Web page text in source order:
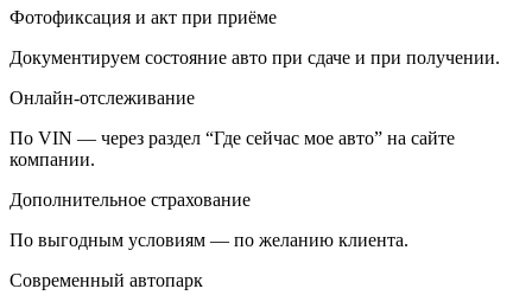
Фотофиксация и акт при приёме
Документируем состояние авто при сдаче и при получении.
Онлайн-отслеживание
По VIN — через раздел “Где сейчас мое авто” на сайте
компании.
Дополнительное страхование
По выгодным условиям — по желанию клиента.
Современный автопарк